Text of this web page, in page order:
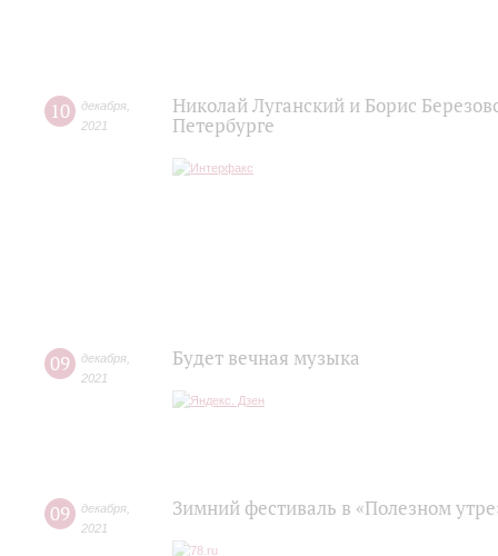
10 декабря
2021
Николай Луганский и Борис
Петербурге
09 декабря
2021
Будет вечная музыка
09 декабря
2021
Зимний фестиваль в «Полезном